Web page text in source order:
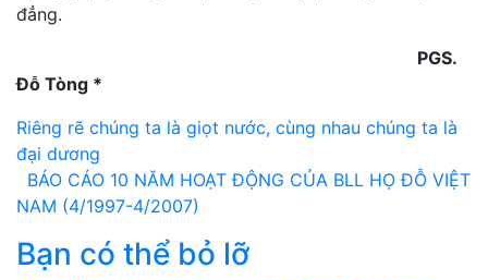
đẳng.
PGS.
Đỗ Tòng *
Điều
hướng
bài
viết
Riêng rẽ chúng ta là giọt nước, cùng nhau chúng ta là
đại dương
BÁO CÁO 10 NĂM HOẠT ĐỘNG CỦA BLL HỌ ĐỖ VIỆT
NAM (4/1997-4/2007)
Bạn có thể bỏ lỡ